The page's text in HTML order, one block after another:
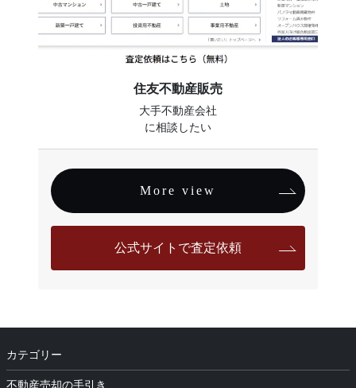
住友不動産販売
大手不動産会社
に相談したい
More view
公式サイトで査定依頼
カテゴリー
不動産売却の手引き